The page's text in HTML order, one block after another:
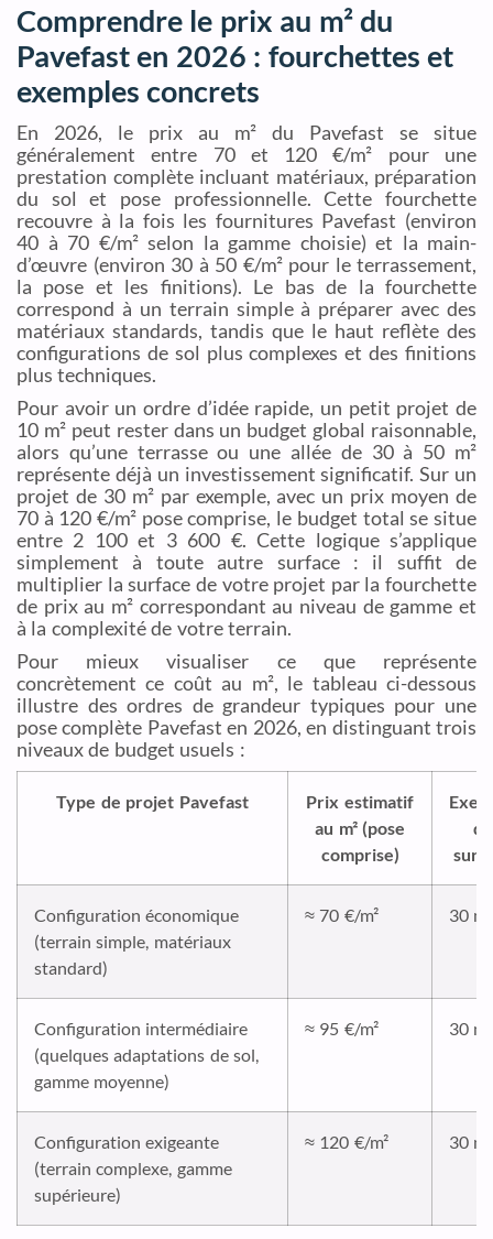
Comprendre le prix au m² du
Pavefast en 2026 : fourchettes et
exemples concrets
En 2026, le prix au m² du Pavefast se situe
généralement entre 70 et 120 €/m² pour une
prestation complète incluant matériaux, préparation
du sol et pose professionnelle. Cette fourchette
recouvre à la fois les fournitures Pavefast (environ
40 à 70 €/m² selon la gamme choisie) et la main-
d’œuvre (environ 30 à 50 €/m² pour le terrassement,
la pose et les finitions). Le bas de la fourchette
correspond à un terrain simple à préparer avec des
matériaux standards, tandis que le haut reflète des
configurations de sol plus complexes et des finitions
plus techniques.
Pour avoir un ordre d’idée rapide, un petit projet de
10 m² peut rester dans un budget global raisonnable,
alors qu’une terrasse ou une allée de 30 à 50 m²
représente déjà un investissement significatif. Sur un
projet de 30 m² par exemple, avec un prix moyen de
70 à 120 €/m² pose comprise, le budget total se situe
entre 2 100 et 3 600 €. Cette logique s’applique
simplement à toute autre surface : il suffit de
multiplier la surface de votre projet par la fourchette
de prix au m² correspondant au niveau de gamme et
à la complexité de votre terrain.
Pour mieux visualiser ce que représente
concrètement ce coût au m², le tableau ci-dessous
illustre des ordres de grandeur typiques pour une
pose complète Pavefast en 2026, en distinguant trois
niveaux de budget usuels :
Type de projet Pavefast
Prix estimatif
au m² (pose
comprise)
de
Configuration économique
(terrain simple, matériaux
standard)
≈ 70 €/m² 30 m²
Configuration intermédiaire
(quelques adaptations de sol,
gamme moyenne)
≈ 95 €/m² 30 m²
Configuration exigeante
(terrain complexe, gamme
supérieure)
≈ 120 €/m² 30 m²